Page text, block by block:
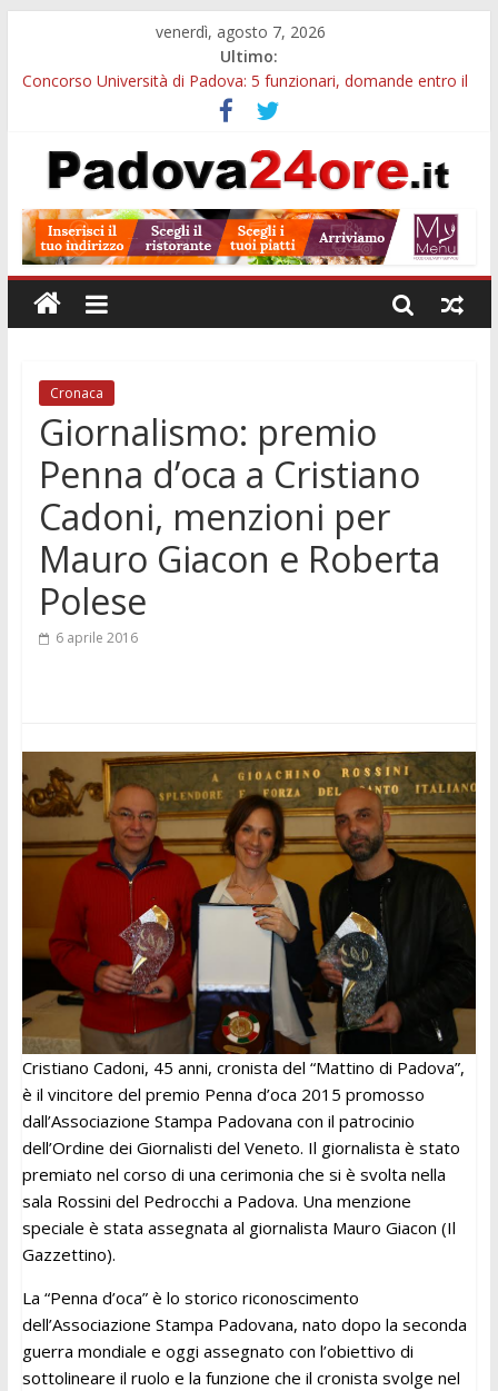
venerdì, agosto 7, 2026
Ultimo:
Concorso Università di Padova: 5 funzionari, domande entro il
Notizie di Padova alle ore 10: arresto, fermata Busitalia e
tregua dal caldo
Slow Looking agli Eremitani: un’ora per osservare davvero
Notizie di Padova alle ore 21: lavoratore morto, credito sul
gasolio e IA nei Comuni
Orto Botanico Padova: visite ed escursioni fino a settembre
Cronaca
Giornalismo: premio
Penna d’oca a Cristiano
Cadoni, menzioni per
Mauro Giacon e Roberta
Polese
6 aprile 2016
Cristiano Cadoni, 45 anni, cronista del “Mattino di Padova”,
è il vincitore del premio Penna d’oca 2015 promosso
dall’Associazione Stampa Padovana con il patrocinio
dell’Ordine dei Giornalisti del Veneto. Il giornalista è stato
premiato nel corso di una cerimonia che si è svolta nella
sala Rossini del Pedrocchi a Padova. Una menzione
speciale è stata assegnata al giornalista Mauro Giacon (Il
Gazzettino).
La “Penna d’oca” è lo storico riconoscimento
dell’Associazione Stampa Padovana, nato dopo la seconda
guerra mondiale e oggi assegnato con l’obiettivo di
sottolineare il ruolo e la funzione che il cronista svolge nel